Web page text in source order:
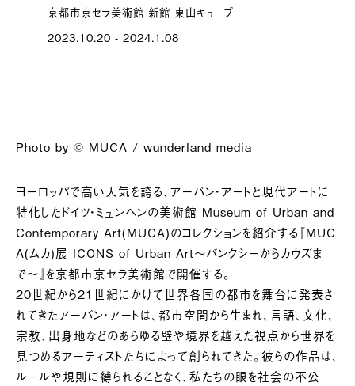
京都市京セラ美術館 新館 東山キューブ
2023.10.20 - 2024.1.08
Photo by © MUCA / wunderland media
ヨーロッパで高い人気を誇る、アーバン・アートと現代アートに
特化したドイツ・ミュンヘンの美術館 Museum of Urban and
Contemporary Art(MUCA)のコレクションを紹介する『MUC
A(ムカ)展 ICONS of Urban Art〜バンクシーからカウズま
で〜』を京都市京セラ美術館で開催する。
20世紀から21世紀にかけて世界各国の都市を舞台に発表さ
れてきたアーバン・アートは、都市空間から生まれ、言語、文化、
宗教、出身地などのあらゆる壁や境界を越えた視点から世界を
見つめるアーティストたちによって創られてきた。彼らの作品は、
ルールや規則に縛られることなく、私たちの眼を社会の不公